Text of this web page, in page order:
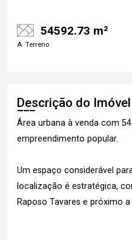
54592.73 m²
A. Terreno
Descrição do Imóvel
Área urbana à venda com
empreendimento popular.
Um espaço considerável
localização é estratégica,
Raposo Tavares e próximo